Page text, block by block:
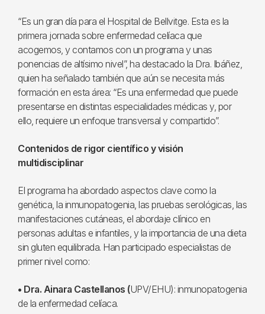
“Es un gran día para el Hospital de Bellvitge. Esta es la
primera jornada sobre enfermedad celíaca que
acogemos, y contamos con un programa y unas
ponencias de altísimo nivel”, ha destacado la Dra. Ibáñez,
quien ha señalado también que aún se necesita más
formación en esta área: “Es una enfermedad que puede
presentarse en distintas especialidades médicas y, por
ello, requiere un enfoque transversal y compartido”.
Contenidos de rigor científico y visión
multidisciplinar
El programa ha abordado aspectos clave como la
genética, la inmunopatogenia, las pruebas serológicas, las
manifestaciones cutáneas, el abordaje clínico en
personas adultas e infantiles, y la importancia de una dieta
sin gluten equilibrada. Han participado especialistas de
primer nivel como:
• Dra. Ainara Castellanos (UPV/EHU): inmunopatogenia
de la enfermedad celíaca.